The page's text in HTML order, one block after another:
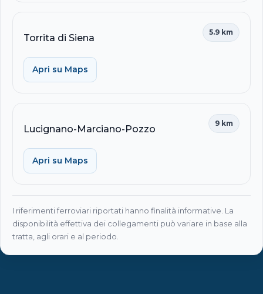
Torrita di Siena
5.9 km
Apri su Maps
Lucignano-Marciano-Pozzo
9 km
Apri su Maps
I riferimenti ferroviari riportati hanno finalità informative. La
disponibilità effettiva dei collegamenti può variare in base alla
tratta, agli orari e al periodo.